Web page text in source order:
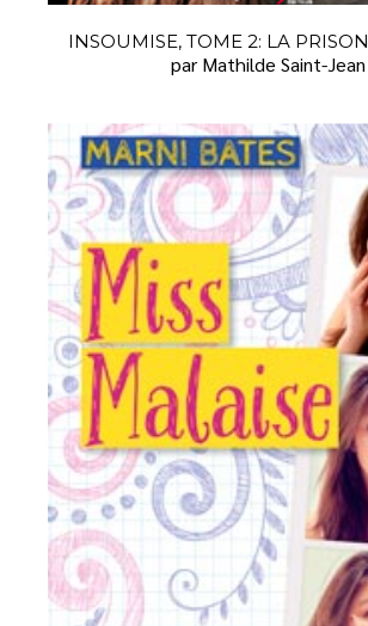
INSOUMISE, TOME 2: LA
par Mathilde Saint-Jean